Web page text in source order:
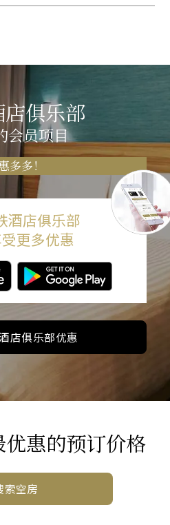
俱乐部
会员项目
多多！
酒店俱乐部
更多优惠
店俱乐部优惠
惠的预订价格
索空房